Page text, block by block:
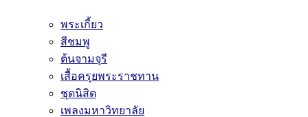
พระเกี้ยว
สีชมพู
ต้นจามจุรี
เสื้อครุยพระราชทาน
ชุดนิสิต
เพลงมหาวิทยาลัย